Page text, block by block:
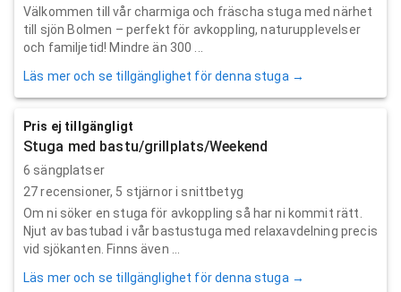
Välkommen till vår charmiga och fräscha stuga med närhet
till sjön Bolmen – perfekt för avkoppling, naturupplevelser
och familjetid! Mindre än 300 ...
Läs mer och se tillgänglighet för denna stuga →
Pris ej tillgängligt
Stuga med bastu/grillplats/Weekend
6 sängplatser
27recensioner, 5 stjärnor i snittbetyg
Om ni söker en stuga för avkoppling så har ni kommit rätt.
Njut av bastubad i vår bastustuga med relaxavdelning precis
vid sjökanten. Finns även ...
Läs mer och se tillgänglighet för denna stuga →